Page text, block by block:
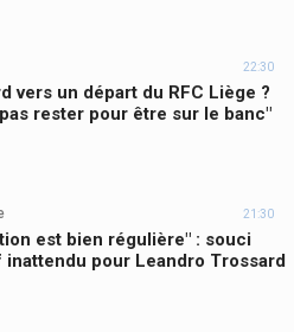
22:30
vers un départ du RFC Liège ?
rester pour être sur le banc"
21:30
est bien régulière" : souci
pour Leandro Trossard